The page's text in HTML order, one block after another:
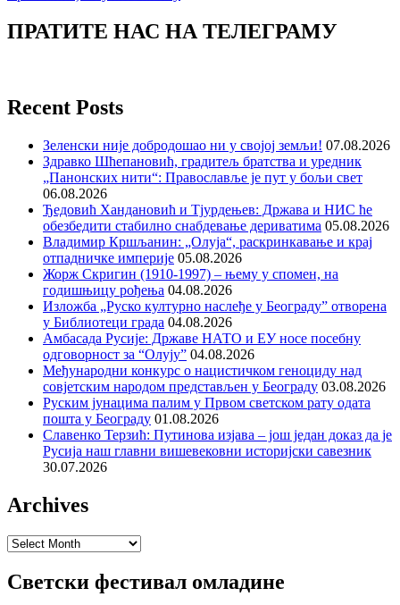
ПРАТИТЕ НАС НА ТЕЛЕГРАМУ
Recent Posts
Зеленски није добродошао ни у својој земљи! 07.08.2026
Здравко Шћепановић, градитељ братства и уредник
„Панонских нити“: Православље је пут у бољи свет
06.08.2026
Ђедовић Хандановић и Тјурдењев: Држава и НИС ће
обезбедити стабилно снабдевање дериватима 05.08.2026
Владимир Кршљанин: „Олуја“, раскринкавање и крај
отпадничке империје 05.08.2026
Жорж Скригин (1910-1997) – њему у спомен, на
годишњицу рођења 04.08.2026
Изложба „Руско културно наслеђе у Београду” отворена
у Библиотеци града 04.08.2026
Амбасада Русије: Државе НАТО и ЕУ носе посебну
одговорност за “Олују” 04.08.2026
Међународни конкурс о нацистичком геноциду над
совјетским народом представљен у Београду 03.08.2026
Руским јунацима палим у Првом светском рату одата
пошта у Београду 01.08.2026
Славенко Терзић: Путинова изјава – још један доказ да је
Русија наш главни вишевековни историјски савезник
30.07.2026
Archives
Archives
Светски фестивал омладине